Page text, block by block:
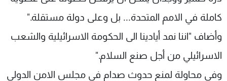
كاملة في الامم المتحدة... بل وعلى دولة مستقلة."
وأضاف "اننا نمد أيادينا الى الحكومة الاسرائيلية والشعب
الاسرائيلي من أجل صنع السلام."
وفي محاولة لمنع حدوث صدام في مجلس الامن الدولي